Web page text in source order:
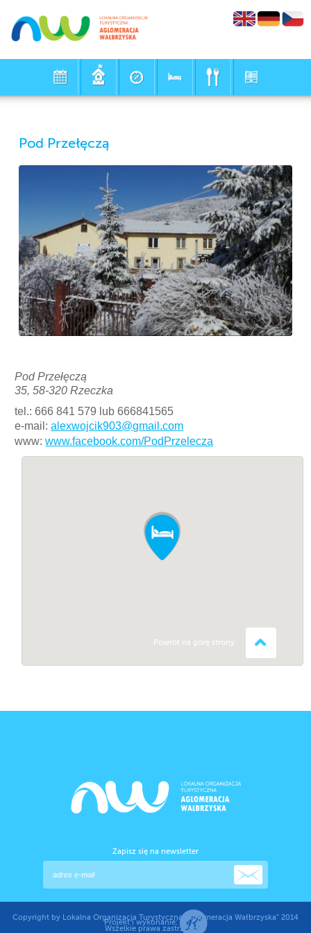
Pod Przełęczą
Pod Przełęczą
35, 58-320 Rzeczka
tel.: 666 841 579 lub 666841565
e-mail:alexwojcik903@gmail.com
www:www.facebook.com/PodPrzelecza
Powrót na górę strony
Copyright by Lokalna Organizacja Turystyczna "Aglomeracja Wałbrzyska" 2014
Wszelkie prawa zastrzeżone
Projekt i wykonanie: